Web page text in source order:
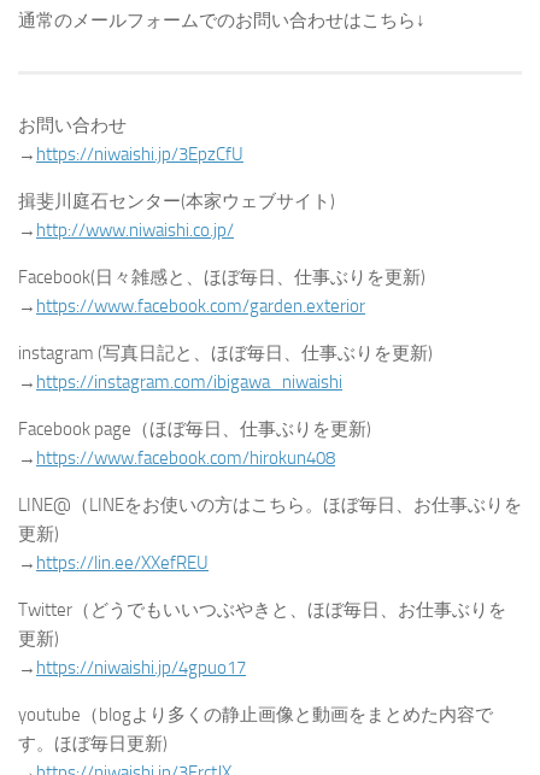
通常のメールフォームでのお問い合わせはこちら↓
お問い合わせ
→ https://niwaishi.jp/3EpzCfU
揖斐川庭石センター(本家ウェブサイト)
→ http://www.niwaishi.co.jp/
Facebook(日々雑感と、ほぼ毎日、仕事ぶりを更新)
→ https://www.facebook.com/garden.exterior
instagram (写真日記と、ほぼ毎日、仕事ぶりを更新)
→ https://instagram.com/ibigawa_niwaishi
Facebook page（ほぼ毎日、仕事ぶりを更新)
→ https://www.facebook.com/hirokun408
LINE@（LINEをお使いの方はこちら。ほぼ毎日、お仕事ぶりを
更新)
→ https://lin.ee/XXefREU
Twitter（どうでもいいつぶやきと、ほぼ毎日、お仕事ぶりを
更新)
→ https://niwaishi.jp/4gpuo17
youtube（blogより多くの静止画像と動画をまとめた内容で
す。ほぼ毎日更新)